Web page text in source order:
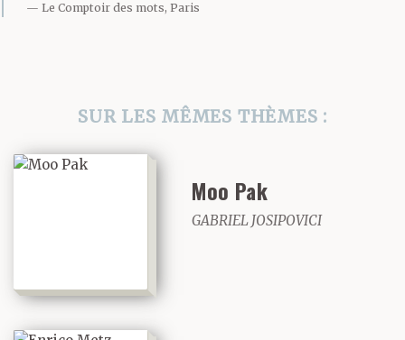
bien épais d’A4 à ma
simuler la pensée et
stimuler la pensée. Il
abhorre les traitements
il, l’apothéose comique
de la célèbre remarque
Le Comptoir des mots, Paris
SUR LES MÊMES THÈMES :
Moo Pak
GABRIEL JOSIPOVICI